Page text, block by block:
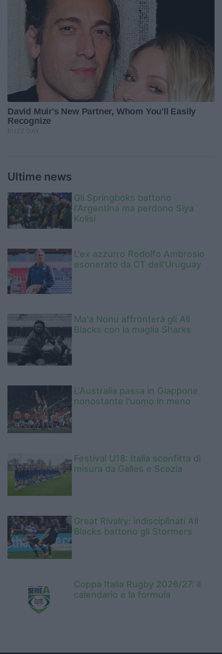
Ultime news
Gli Springboks battono
l'Argentina ma perdono Siya
Kolisi
L'ex azzurro Rodolfo Ambrosio
esonerato da CT dell'Uruguay
Ma'a Nonu affronterà gli All
Blacks con la maglia Sharks
L'Australia passa in Giappone
nonostante l'uomo in meno
Festival U18: Italia sconfitta di
misura da Galles e Scozia
Great Rivalry: indisciplinati All
Blacks battono gli Stormers
Coppa Italia Rugby 2026/27: il
calendario e la formula